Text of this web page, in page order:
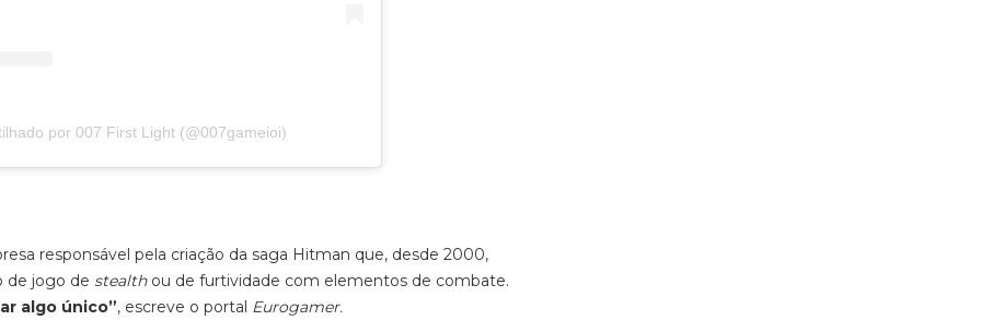
por 007 First Light (@007gameioi)
responsável pela criação da saga Hitman que, desde 2000,
de jogo de stealth ou de furtividade com elementos de combate.
algo único”, escreve o portal Eurogamer.